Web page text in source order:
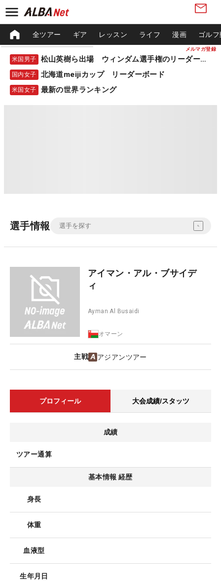
メルマガ登録
全ツアー ギア レッスン ライフ 漫画 ゴル
米国男子 松山英樹ら出場 ウィンダム選手権のリーダーボード
国内女子 北海道meijiカップ リーダーボード
米国女子 最新の世界ランキング
選手情報
アイマン・アル・ブサイデ
ィ
Ayman Al Busaidi
オマーン
主戦 アジアンツアー
プロフィール 大会成績/スタッツ
成績
ツアー通算
基本情報 経歴
身長
体重
血液型
生年月日